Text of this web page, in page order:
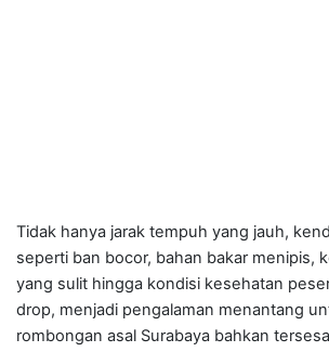
Tidak hanya jarak tempuh yang jauh,
seperti ban bocor, bahan bakar menipis,
yang sulit hingga kondisi kesehatan
drop, menjadi pengalaman menantang
rombongan asal Surabaya bahkan